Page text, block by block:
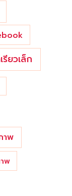
รียวเล็ก
าพ
พ